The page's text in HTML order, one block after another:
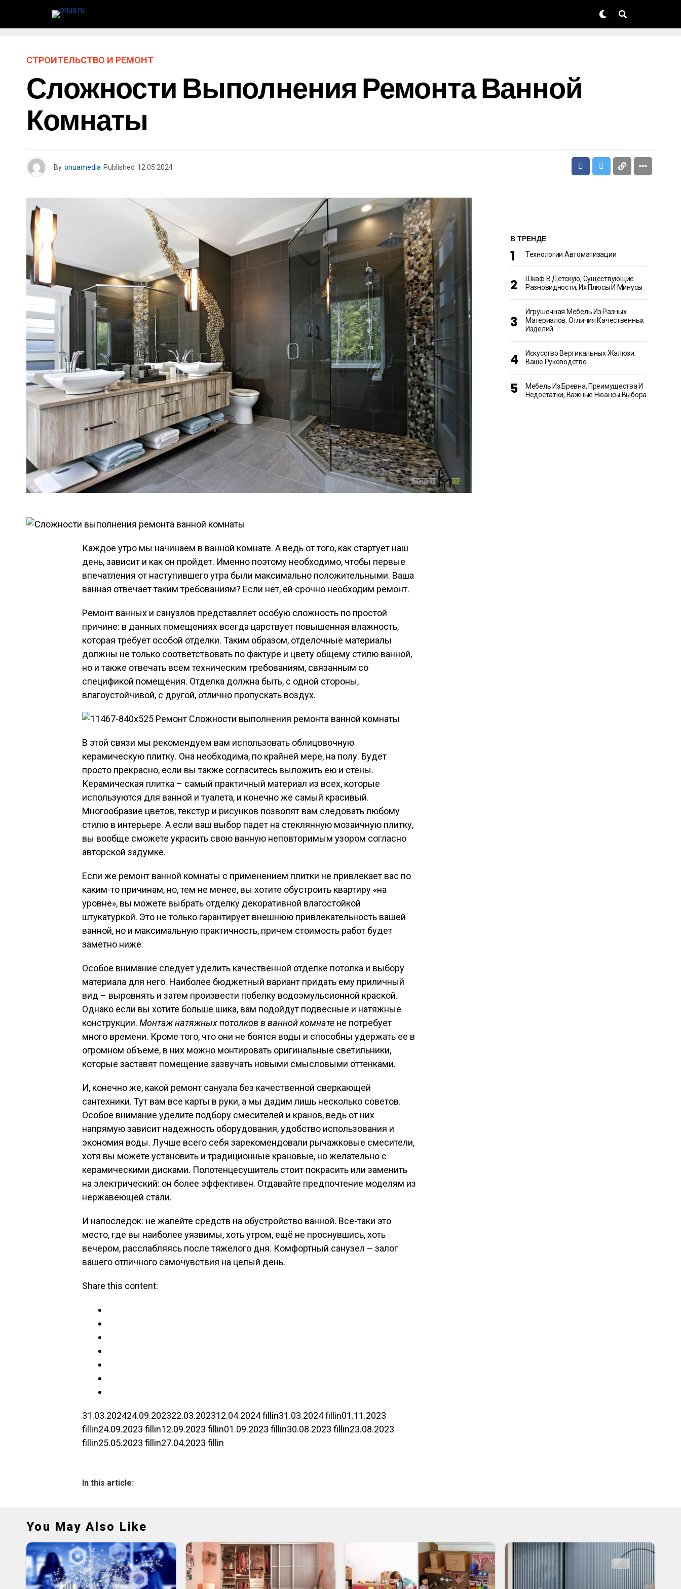
СТРОИТЕЛЬСТВО И РЕМОНТ
Сложности Выполнения Ремонта Ванной
Комнаты
By onuamedia Published 12.05.2024
Каждое утро мы начинаем в ванной комнате. А ведь от того, как стартует наш
день, зависит и как он пройдет. Именно поэтому необходимо, чтобы первые
впечатления от наступившего утра были максимально положительными. Ваша
ванная отвечает таким требованиям? Если нет, ей срочно необходим ремонт.
Ремонт ванных и санузлов представляет особую сложность по простой
причине: в данных помещениях всегда царствует повышенная влажность,
которая требует особой отделки. Таким образом, отделочные материалы
должны не только соответствовать по фактуре и цвету общему стилю ванной,
но и также отвечать всем техническим требованиям, связанным со
спецификой помещения. Отделка должна быть, с одной стороны,
влагоустойчивой, с другой, отлично пропускать воздух.
В этой связи мы рекомендуем вам использовать облицовочную
керамическую плитку. Она необходима, по крайней мере, на полу. Будет
просто прекрасно, если вы также согласитесь выложить ею и стены.
Керамическая плитка – самый практичный материал из всех, которые
используются для ванной и туалета, и конечно же самый красивый.
Многообразие цветов, текстур и рисунков позволят вам следовать любому
стилю в интерьере. А если ваш выбор падет на стеклянную мозаичную плитку,
вы вообще сможете украсить свою ванную неповторимым узором согласно
авторской задумке.
Если же ремонт ванной комнаты с применением плитки не привлекает вас по
каким-то причинам, но, тем не менее, вы хотите обустроить квартиру «на
уровне», вы можете выбрать отделку декоративной влагостойкой
штукатуркой. Это не только гарантирует внешнюю привлекательность вашей
ванной, но и максимальную практичность, причем стоимость работ будет
заметно ниже.
Особое внимание следует уделить качественной отделке потолка и выбору
материала для него. Наиболее бюджетный вариант придать ему приличный
вид – выровнять и затем произвести побелку водоэмульсионной краской.
Однако если вы хотите больше шика, вам подойдут подвесные и натяжные
конструкции. Монтаж натяжных потолков в ванной комнате не потребует
много времени. Кроме того, что они не боятся воды и способны удержать ее в
огромном объеме, в них можно монтировать оригинальные светильники,
которые заставят помещение зазвучать новыми смысловыми оттенками.
И, конечно же, какой ремонт санузла без качественной сверкающей
сантехники. Тут вам все карты в руки, а мы дадим лишь несколько советов.
Особое внимание уделите подбору смесителей и кранов, ведь от них
напрямую зависит надежность оборудования, удобство использования и
экономия воды. Лучше всего себя зарекомендовали рычажковые смесители,
хотя вы можете установить и традиционные крановые, но желательно с
керамическими дисками. Полотенцесушитель стоит покрасить или заменить
на электрический: он более эффективен. Отдавайте предпочтение моделям из
нержавеющей стали.
И напоследок: не жалейте средств на обустройство ванной. Все-таки это
место, где вы наиболее уязвимы, хоть утром, ещё не проснувшись, хоть
вечером, расслабляясь после тяжелого дня. Комфортный санузел – залог
вашего отличного самочувствия на целый день.
Share this content:
31.03.202424.09.202322.03.202312.04.2024fillin31.03.2024fillin01.11.2023
fillin24.09.2023 fillin12.09.2023 fillin01.09.2023 fillin30.08.2023 fillin23.08.2023
fillin25.05.2023 fillin27.04.2023 fillin
In this article:
В ТРЕНДЕ
Технологии Автоматизации
Шкаф В Детскую, Существующие
Разновидности, Их Плюсы И Минусы
Игрушечная Мебель Из Разных
Материалов, Отличия Качественных
Изделий
Искусство Вертикальных Жалюзи:
Ваше Руководство
Мебель Из Бревна, Преимущества И
Недостатки, Важные Нюансы Выбора
You May Also Like